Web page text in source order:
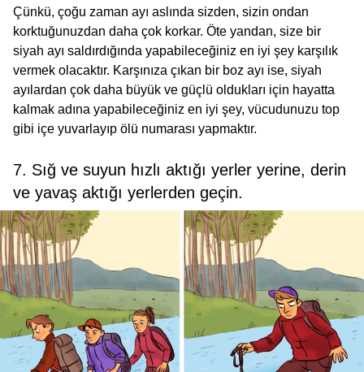
Çünkü, çoğu zaman ayı aslında sizden, sizin ondan
korktuğunuzdan daha çok korkar. Öte yandan, size bir
siyah ayı saldırdığında yapabileceğiniz en iyi şey karşılık
vermek olacaktır. Karşınıza çıkan bir boz ayı ise, siyah
ayılardan çok daha büyük ve güçlü oldukları için hayatta
kalmak adına yapabileceğiniz en iyi şey, vücudunuzu top
gibi içe yuvarlayıp ölü numarası yapmaktır.
7. Sığ ve suyun hızlı aktığı yerler yerine, derin
ve yavaş aktığı yerlerden geçin.